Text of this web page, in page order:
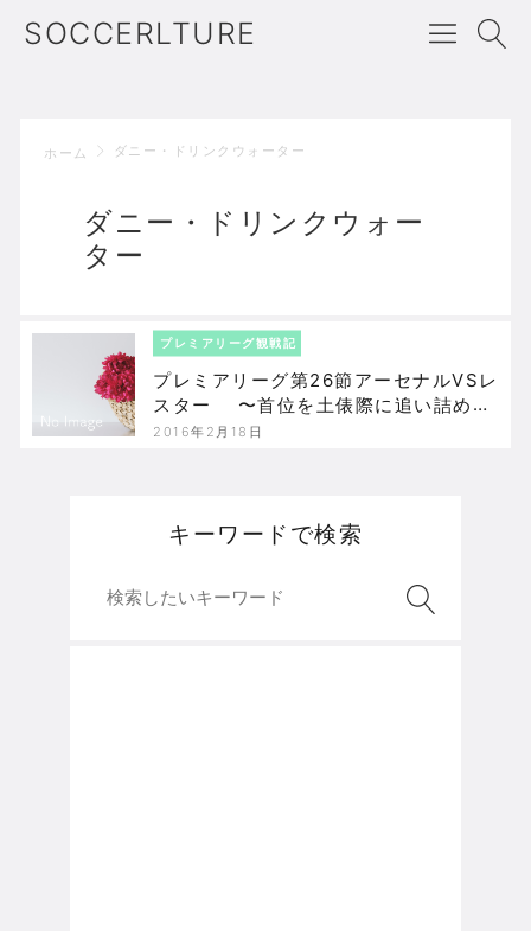
SOCCERLTURE
ホーム ダニー・ドリンクウォーター
ダニー・ドリンクウォー
ター
プレミアリーグ観戦記
プレミアリーグ第26節アーセナルVSレ
スター 〜首位を土俵際に追い詰めた
アーセナルの寄り切り勝ち
2016年2月18日
キーワードで検索